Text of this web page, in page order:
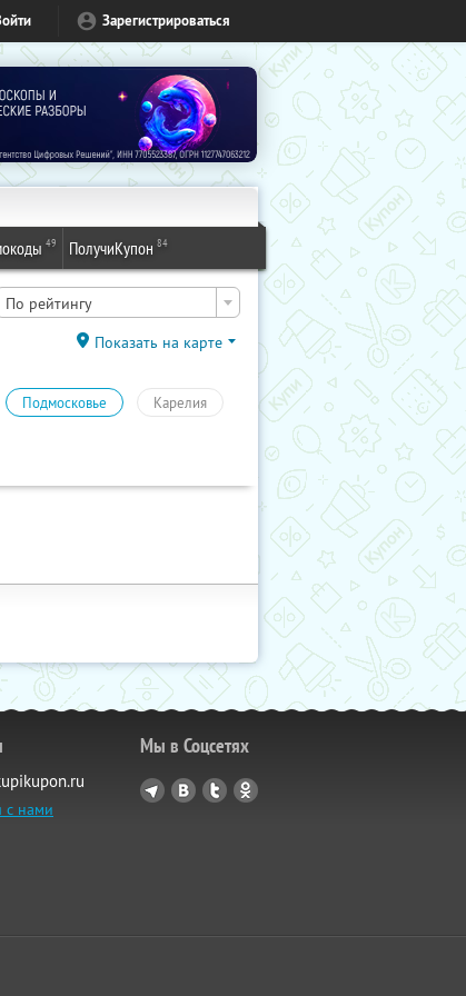
Зарегистрироваться
49 ПолучиКупон 84
По рейтингу
Показать на карте
Подмосковье Карелия
с нами
Мы в Соцсетях